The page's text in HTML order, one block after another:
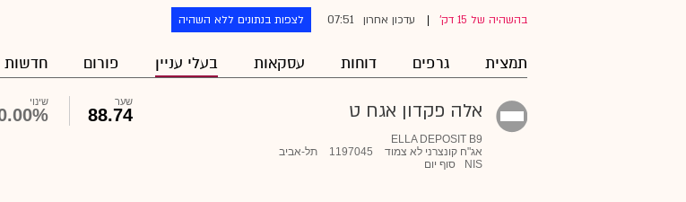
בהשהיה של 15 דק' עדכון אחרון 07:51 לצפות בנתונים ללא השהיה
תמצית גרפים דוחות עסקאות בעלי עניין פורום חדשות
אלה פקדון אגח ט
ELLA DEPOSIT B9
אג"ח קונצרני לא צמוד
1197045
תל-אביב
NIS
סוף יום
שער
88.74
שינוי